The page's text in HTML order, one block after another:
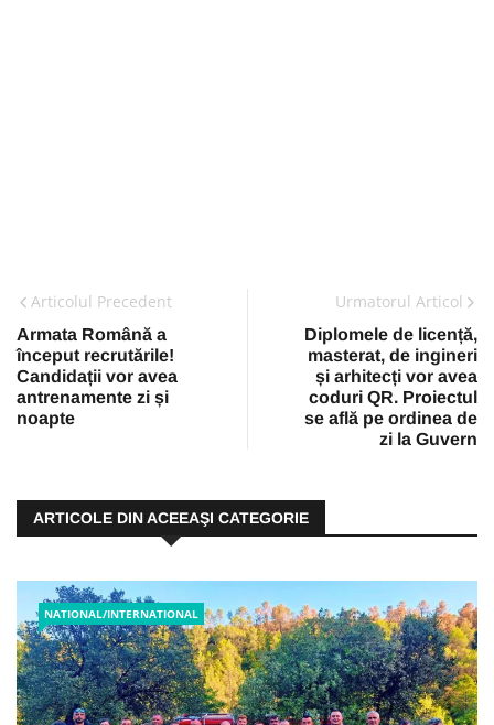
Articolul Precedent
Armata Română a
început recrutările!
Candidații vor avea
antrenamente zi și
noapte
Urmatorul Articol
Diplomele de licență,
masterat, de ingineri
și arhitecți vor avea
coduri QR. Proiectul
se află pe ordinea de
zi la Guvern
ARTICOLE DIN ACEEAŞI CATEGORIE
NATIONAL/INTERNATIONAL